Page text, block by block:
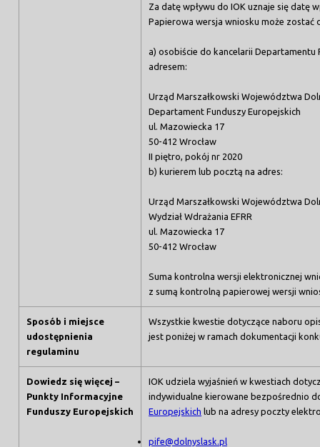
Za datę wpływu do IOK uznaje się datę
Papierowa wersja wniosku może zostać
a) osobiście do kancelarii Departamentu
adresem:
Urząd Marszałkowski Województwa
Departament Funduszy Europejskich
ul. Mazowiecka 17
50-412 Wrocław
II piętro, pokój nr 2020
b) kurierem lub pocztą na adres:
Urząd Marszałkowski Województwa
Wydział Wdrażania EFRR
ul. Mazowiecka 17
50-412 Wrocław
Suma kontrolna wersji elektronicznej
z sumą kontrolną papierowej wersji
Sposób i miejsce
udostępnienia
regulaminu
Wszystkie kwestie dotyczące naboru
jest poniżej w ramach dokumentacji
Dowiedz się więcej –
Punkty Informacyjne
Funduszy Europejskich
IOK udziela wyjaśnień w kwestiach
indywidualne kierowane bezpośrednio
Europejskich lub na adresy poczty
pife@dolnyslask.pl